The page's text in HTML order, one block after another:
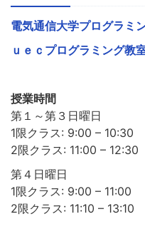
電気通信大学プログラミ
ｕｅｃプログラミング教
授業時間
第１～第３日曜日
1限クラス: 9:00 – 10:30
2限クラス: 11:00 – 12:30
第４日曜日
1限クラス: 9:00 – 11:00
2限クラス: 11:10 – 13:10